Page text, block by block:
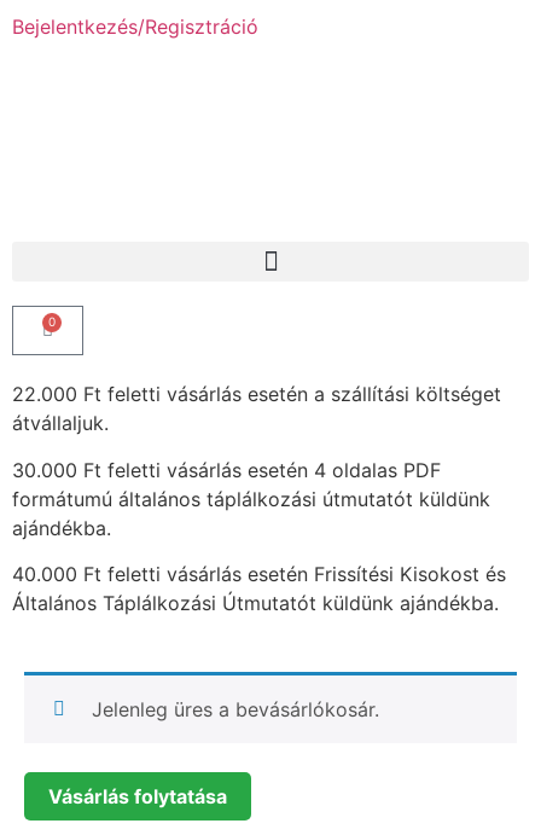
Bejelentkezés/Regisztráció
0
22.000 Ft feletti vásárlás esetén a szállítási költséget
átvállaljuk.
30.000 Ft feletti vásárlás esetén 4 oldalas PDF
formátumú általános táplálkozási útmutatót küldünk
ajándékba.
40.000 Ft feletti vásárlás esetén Frissítési Kisokost és
Általános Táplálkozási Útmutatót küldünk ajándékba.
Jelenleg üres a bevásárlókosár.
Vásárlás folytatása